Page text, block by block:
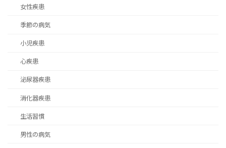
女性疾患
季節の病気
小児疾患
心疾患
泌尿器疾患
消化器疾患
生活習慣
男性の病気